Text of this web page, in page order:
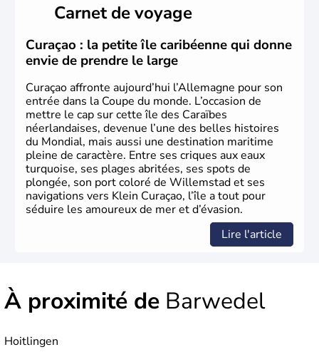
lesquelles bénéficient d'une grande autonomie. Le pays
peut se targuer de grands noms qu'il a vu naître dans tous
les domaines, des arts à la politique en passant par la
philosophie. Hertz, Gutenberg, Heidegger, Thomas Mann,
Herman Hesse ou bien Hegel en font partie.
Carnet de voyage
Curaçao : la petite île caribéenne qui donne
envie de prendre le large
Curaçao affronte aujourd’hui l’Allemagne pour son
entrée dans la Coupe du monde. L’occasion de
mettre le cap sur cette île des Caraïbes
néerlandaises, devenue l’une des belles histoires
du Mondial, mais aussi une destination maritime
pleine de caractère. Entre ses criques aux eaux
turquoise, ses plages abritées, ses spots de
plongée, son port coloré de Willemstad et ses
navigations vers Klein Curaçao, l’île a tout pour
séduire les amoureux de mer et d’évasion.
Lire l'article
À proximité de Barwedel
Hoitlingen